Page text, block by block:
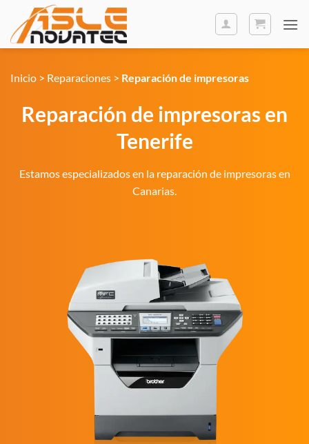
contenido
Inicio > Reparaciones > Reparación de impresoras
Reparación de impresoras en
Tenerife
Estamos especializados en la reparación de impresoras en
Canarias.